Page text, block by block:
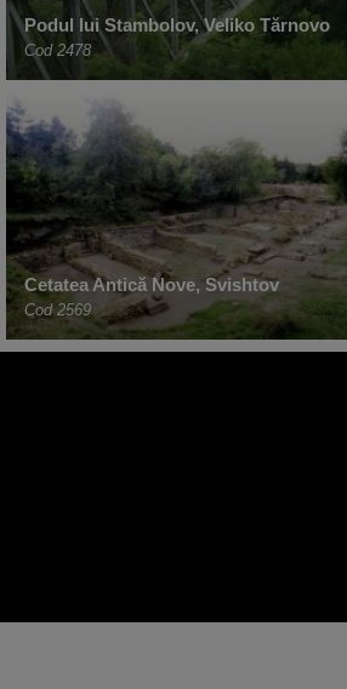
Podul lui Stambolov, Veliko Tărnovo
Cod 2478
Cetatea Antică Nove, Svishtov
Cod 2569